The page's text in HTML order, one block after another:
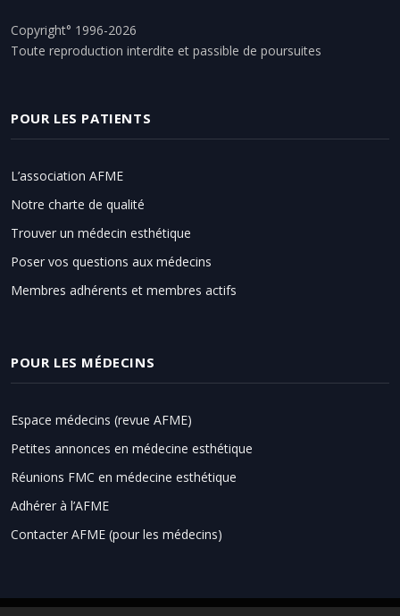
Copyright° 1996-2026
Toute reproduction interdite et passible de poursuites
POUR LES PATIENTS
L’association AFME
Notre charte de qualité
Trouver un médecin esthétique
Poser vos questions aux médecins
Membres adhérents et membres actifs
POUR LES MÉDECINS
Espace médecins (revue AFME)
Petites annonces en médecine esthétique
Réunions FMC en médecine esthétique
Adhérer à l’AFME
Contacter AFME (pour les médecins)